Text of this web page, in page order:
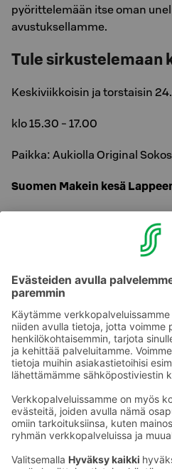
pyörittelemään itse oman
avustuksellamme.
Tule sirkustelemaan
Keskiviikkoisin ja torstaisin
klo 15.30 - 17.00
Paikka: Aukiolla Original
Suomen Makein kesä
Suomen makein kesä -
kaupunkilaiset ovat
Tervetuloa mukaan -
varten!
Ota yhteyttä
Hotellien yhteystiedot
Asiakaspalvelun yhteystiedot›